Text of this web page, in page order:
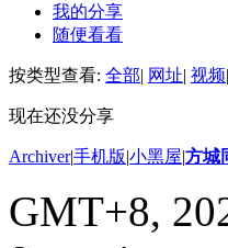
我的分享
随便看看
按类型查看: 全部| 网址| 视频|
现在还没分享
Archiver|手机版|小黑屋|方城
GMT+8,